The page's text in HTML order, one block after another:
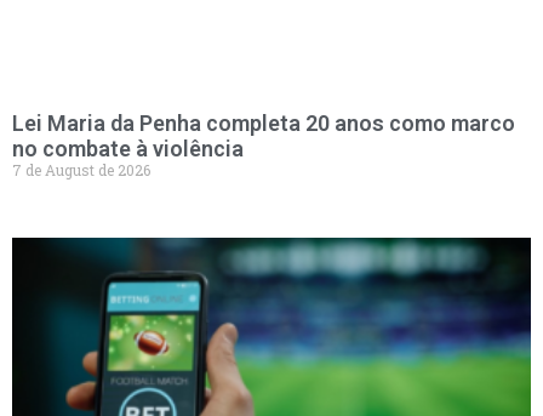
Lei Maria da Penha completa 20 anos como marco
no combate à violência
7 de August de 2026